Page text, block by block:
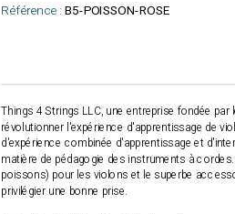
Référence : B5-POISSON-ROSE
Things 4 Strings LLC, une entreprise fondée
révolutionner l'expérience d'apprentissage de
d'expérience combinée d'apprentissage et
matière de pédagogie des instruments à
poissons) pour les violons et le superbe
privilégier une bonne prise.